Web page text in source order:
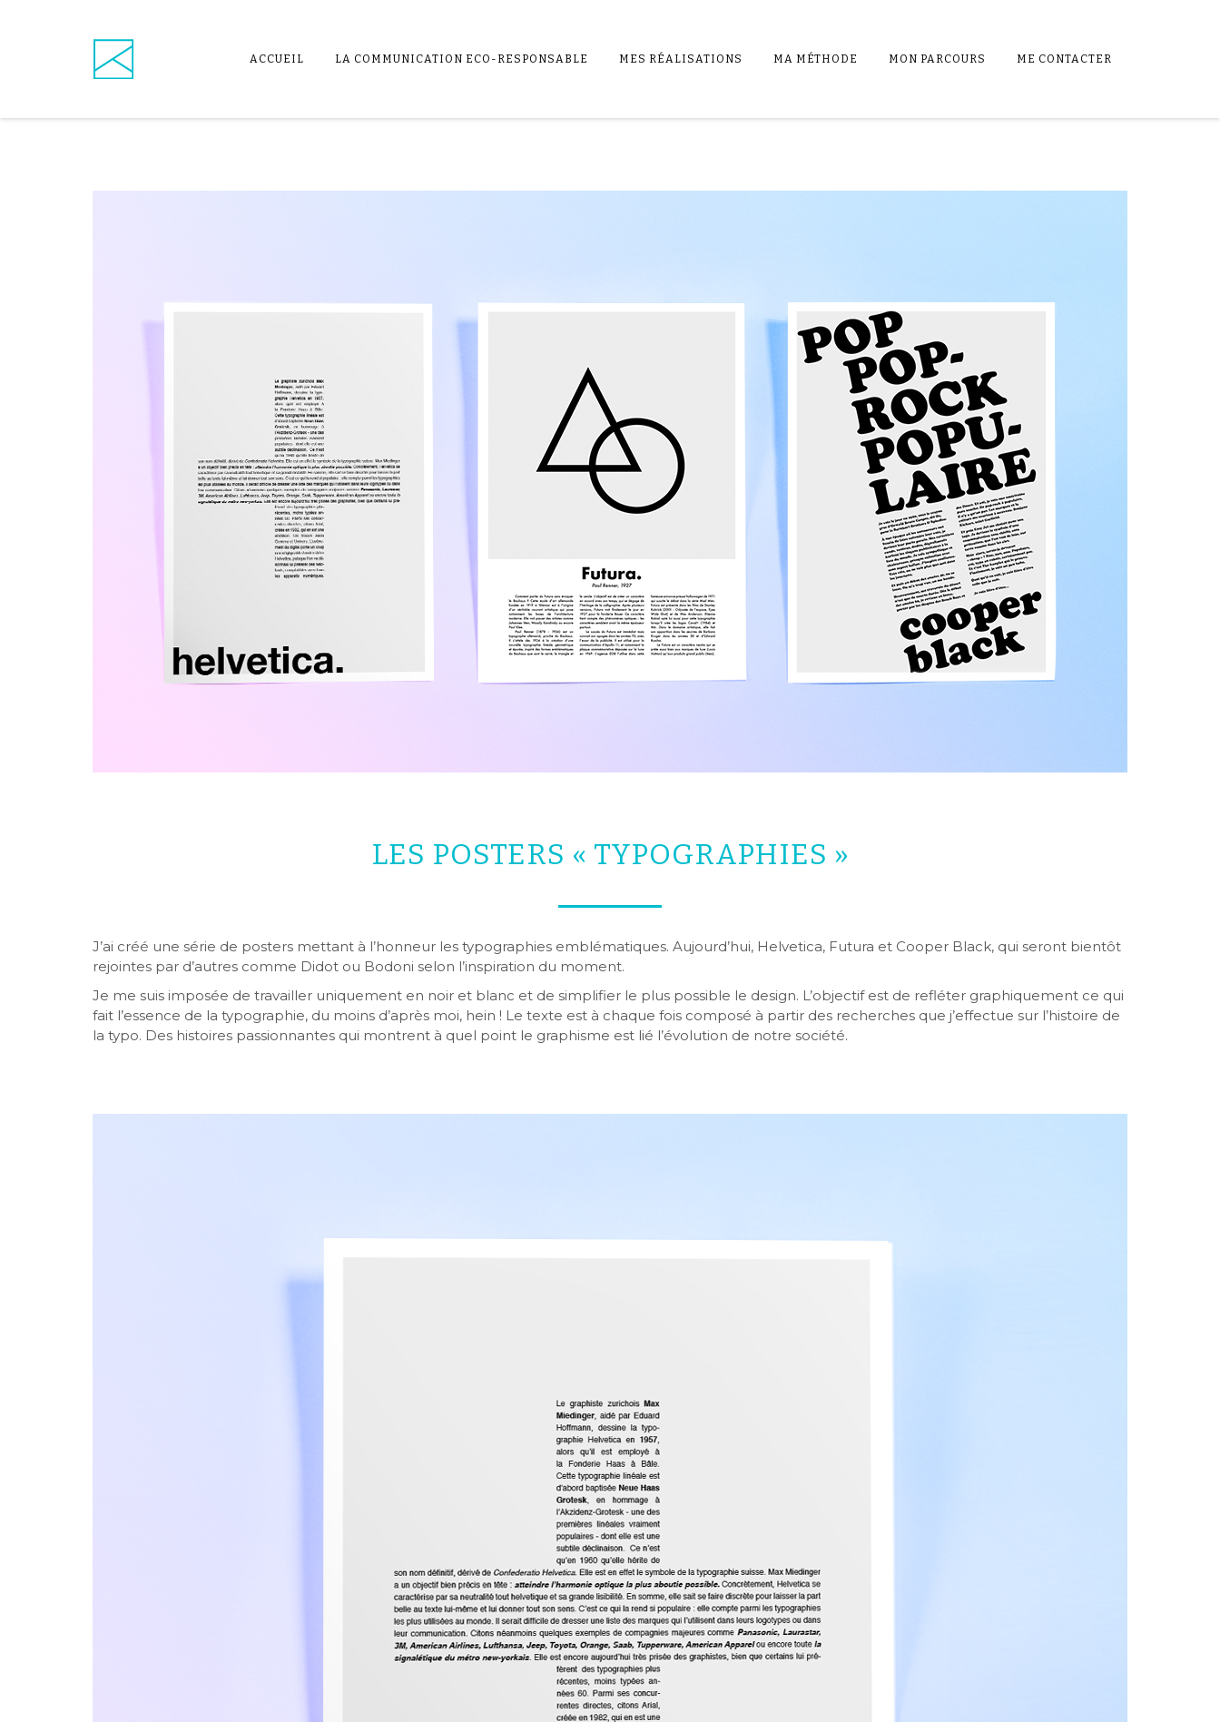
ACCUEIL LA COMMUNICATION ECO-RESPONSABLE MES RÉALISATIONS MA MÉTHODE MON PARCOURS ME CONTACTER
LES POSTERS « TYPOGRAPHIES »
J’ai créé une série de posters mettant à l’honneur les typographies emblématiques. Aujourd’hui, Helvetica, Futura et Cooper Black, qui seront bientôt
rejointes par d’autres comme Didot ou Bodoni selon l’inspiration du moment.
Je me suis imposée de travailler uniquement en noir et blanc et de simplifier le plus possible le design. L’objectif est de refléter graphiquement ce qui
fait l’essence de la typographie, du moins d’après moi, hein ! Le texte est à chaque fois composé à partir des recherches que j’effectue sur l’histoire de
la typo. Des histoires passionnantes qui montrent à quel point le graphisme est lié l’évolution de notre société.